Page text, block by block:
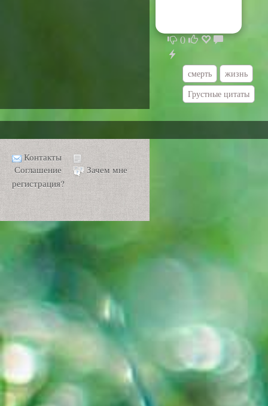
0
смерть
жизнь
Грустные цитаты
Контакты
Соглашение
Зачем мне
регистрация?